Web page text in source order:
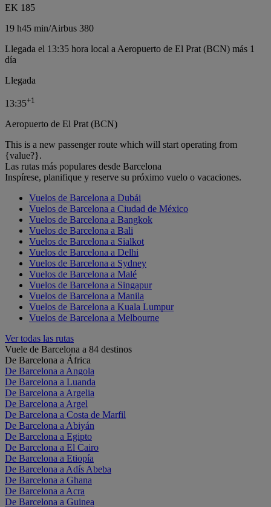
EK 185
19 h45 min/Airbus 380
Llegada el 13:35 hora local a Aeropuerto de El Prat (BCN) más 1
día
Llegada
13:35+1
Aeropuerto de El Prat (BCN)
This is a new passenger route which will start operating from
{value?}.
Las rutas más populares desde Barcelona
Inspírese, planifique y reserve su próximo vuelo o vacaciones.
Vuelos de Barcelona a Dubái
Vuelos de Barcelona a Ciudad de México
Vuelos de Barcelona a Bangkok
Vuelos de Barcelona a Bali
Vuelos de Barcelona a Sialkot
Vuelos de Barcelona a Delhi
Vuelos de Barcelona a Sydney
Vuelos de Barcelona a Malé
Vuelos de Barcelona a Singapur
Vuelos de Barcelona a Manila
Vuelos de Barcelona a Kuala Lumpur
Vuelos de Barcelona a Melbourne
Ver todas las rutas
Vuele de Barcelona a 84 destinos
De Barcelona a África
De Barcelona a Angola
De Barcelona a Luanda
De Barcelona a Argelia
De Barcelona a Argel
De Barcelona a Costa de Marfil
De Barcelona a Abiyán
De Barcelona a Egipto
De Barcelona a El Cairo
De Barcelona a Etiopía
De Barcelona a Adís Abeba
De Barcelona a Ghana
De Barcelona a Acra
De Barcelona a Guinea